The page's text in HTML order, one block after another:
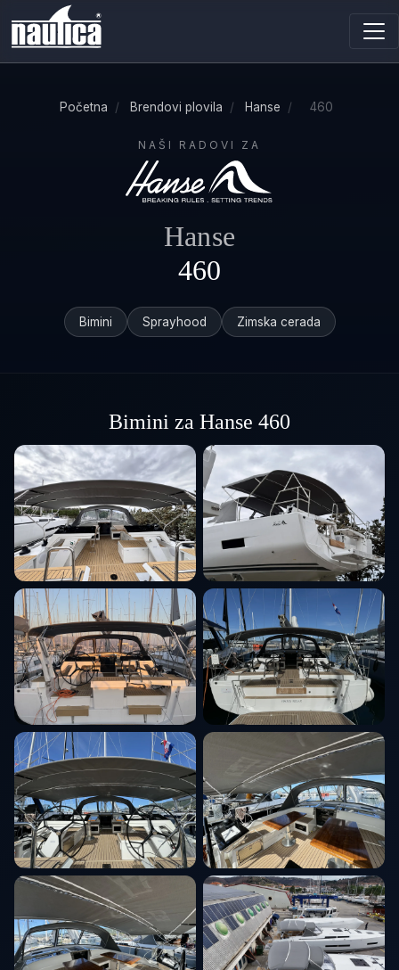
Početna / Brendovi plovila / Hanse / 460
NAŠI RADOVI ZA
Hanse
460
Bimini Sprayhood Zimska cerada
Bimini za Hanse 460